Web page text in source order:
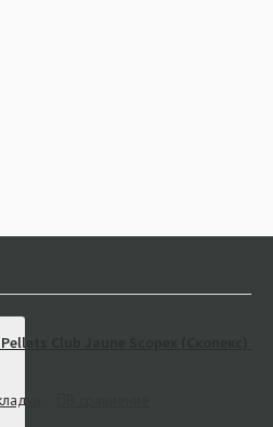
Club Jaune Scopex (Скопекс) 8